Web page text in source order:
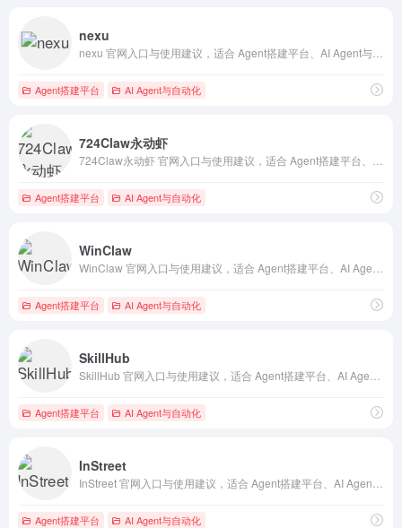
nexu
Agent搭建平台 AI Agent与自动化
724Claw永动虾
Agent搭建平台 AI Agent与自动化
WinClaw
Agent搭建平台 AI Agent与自动化
SkillHub
Agent搭建平台 AI Agent与自动化
InStreet
Agent搭建平台 AI Agent与自动化